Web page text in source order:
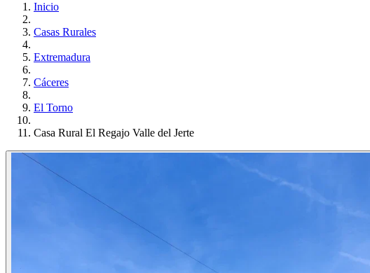
Inicio
Casas Rurales
Extremadura
Cáceres
El Torno
Casa Rural El Regajo Valle del Jerte